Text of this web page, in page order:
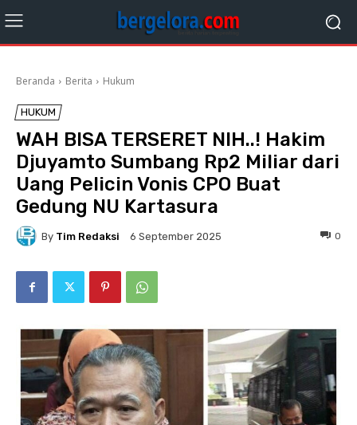
Beranda Berita Hukum
HUKUM
WAH BISA TERSERET NIH..! Hakim
Djuyamto Sumbang Rp2 Miliar dari
Uang Pelicin Vonis CPO Buat
Gedung NU Kartasura
By Tim Redaksi 6 September 2025 0